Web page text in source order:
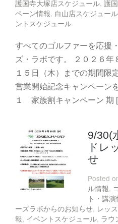
護国寺大塚店スケジュール, 護
ペーン情報, 白山店スケジュール
ントスケジュール
すべてのゴルファーを応援
ズ・ラボです。 ２０２６
１５日（木）までの期間限
営業開始記念キャンペーン
１ 家族割キャンペーン
9/30(
ドレ
せ
Posted
ル情報,
ト・講
ーズラボからのお知らせ, レッ
報, イベントスケジュール, ラウ